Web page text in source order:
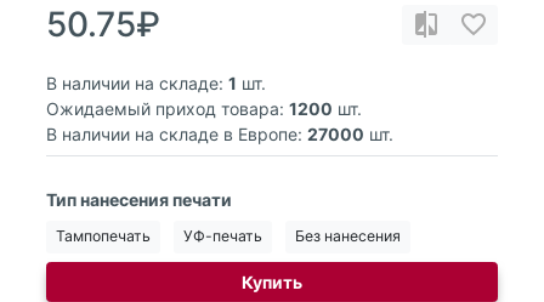
50.75₽
В наличии на складе: 1 шт.
Ожидаемый приход товара: 1200 шт.
В наличии на складе в Европе: 27000 шт.
Тип нанесения печати
Тампопечать УФ-печать Без нанесения
Купить